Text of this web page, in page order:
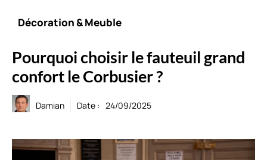
Décoration & Meuble
Pourquoi choisir le fauteuil grand
confort le Corbusier ?
Damian Date : 24/09/2025